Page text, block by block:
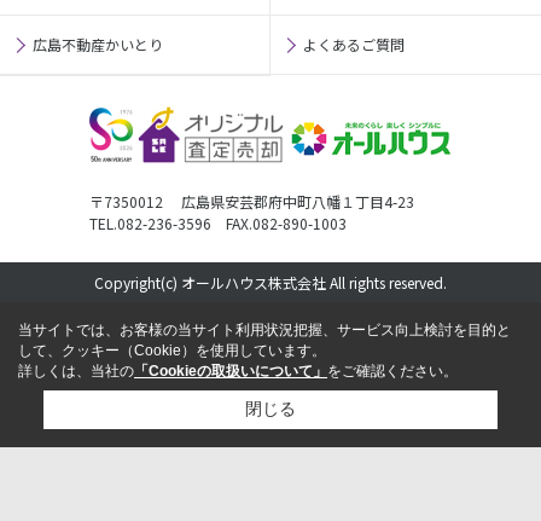
広島不動産かいとり よくあるご質問
〒7350012 広島県安芸郡府中町八幡１丁目4-23
TEL.082-236-3596 FAX.082-890-1003
Copyright(c) オールハウス株式会社 All rights reserved.
当サイトでは、お客様の当サイト利用状況把握、サービス向上検討を目的と
して、クッキー（Cookie）を使用しています。
詳しくは、当社の 「Cookieの取扱いについて」 をご確認ください。
閉じる